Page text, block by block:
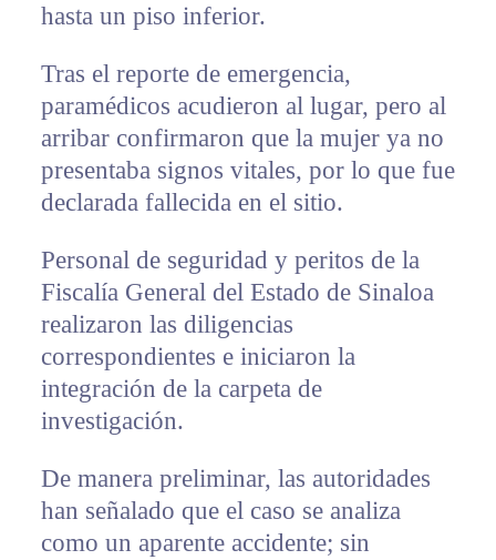
hasta un piso inferior.
Tras el reporte de emergencia,
paramédicos acudieron al lugar, pero al
arribar confirmaron que la mujer ya no
presentaba signos vitales, por lo que fue
declarada fallecida en el sitio.
Personal de seguridad y peritos de la
Fiscalía General del Estado de Sinaloa
realizaron las diligencias
correspondientes e iniciaron la
integración de la carpeta de
investigación.
De manera preliminar, las autoridades
han señalado que el caso se analiza
como un aparente accidente; sin